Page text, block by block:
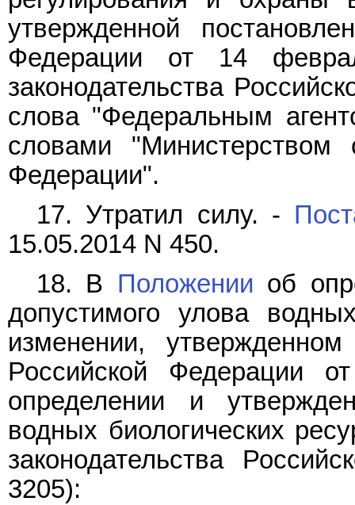
утвержденной
Федерации от 14
законодательства
слова "Федеральным
словами "Министерством
Федерации".
17. Утратил силу. -
15.05.2014 N 450.
18. В Положении об
допустимого улова
изменении,
Российской
определении и
водных биологических
законодательства
3205):